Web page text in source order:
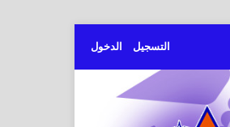
التسجيل الدخول